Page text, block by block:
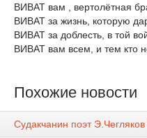
ВИВАТ вам , вертолётная
ВИВАТ за жизнь, которую
ВИВАТ за доблесть, в той
ВИВАТ вам всем, и тем кто
Похожие новости
Судакчанин поэт